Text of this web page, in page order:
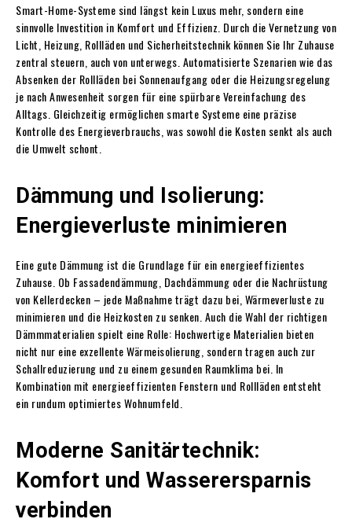
Smart-Home-Systeme sind längst kein Luxus mehr, sondern eine
sinnvolle Investition in Komfort und Effizienz. Durch die Vernetzung von
Licht, Heizung, Rollläden und Sicherheitstechnik können Sie Ihr Zuhause
zentral steuern, auch von unterwegs. Automatisierte Szenarien wie das
Absenken der Rollläden bei Sonnenaufgang oder die Heizungsregelung
je nach Anwesenheit sorgen für eine spürbare Vereinfachung des
Alltags. Gleichzeitig ermöglichen smarte Systeme eine präzise
Kontrolle des Energieverbrauchs, was sowohl die Kosten senkt als auch
die Umwelt schont.
Dämmung und Isolierung:
Energieverluste minimieren
Eine gute Dämmung ist die Grundlage für ein energieeffizientes
Zuhause. Ob Fassadendämmung, Dachdämmung oder die Nachrüstung
von Kellerdecken – jede Maßnahme trägt dazu bei, Wärmeverluste zu
minimieren und die Heizkosten zu senken. Auch die Wahl der richtigen
Dämmmaterialien spielt eine Rolle: Hochwertige Materialien bieten
nicht nur eine exzellente Wärmeisolierung, sondern tragen auch zur
Schallreduzierung und zu einem gesunden Raumklima bei. In
Kombination mit energieeffizienten Fenstern und Rollläden entsteht
ein rundum optimiertes Wohnumfeld.
Moderne Sanitärtechnik:
Komfort und Wasserersparnis
verbinden